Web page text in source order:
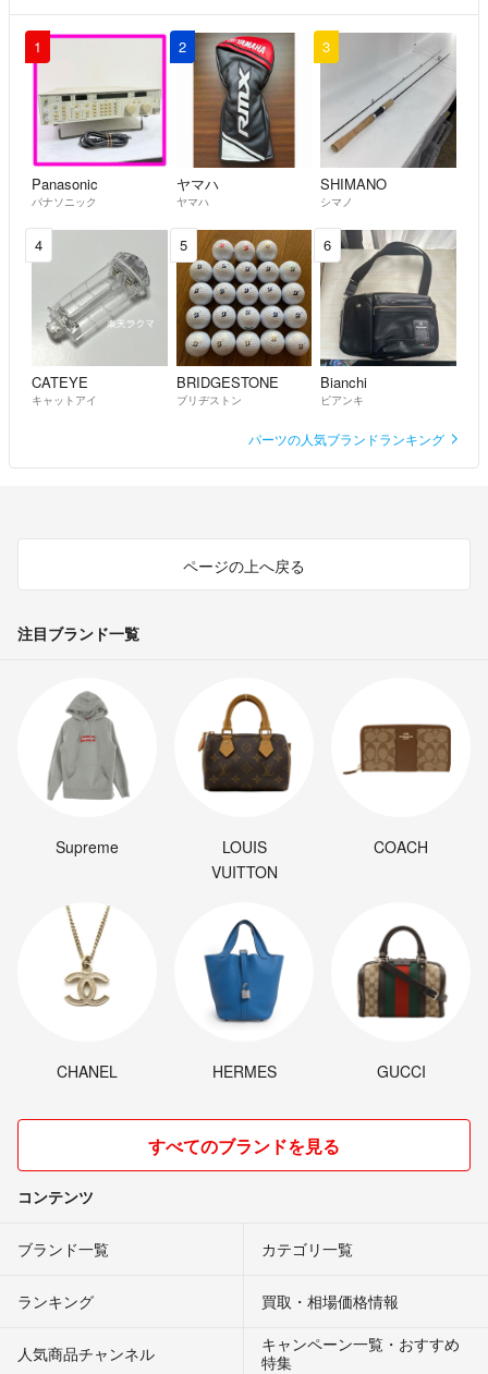
1
Panasonic
パナソニック
2
ヤマハ
ヤマハ
3
SHIMANO
シマノ
4
CATEYE
キャットアイ
5
BRIDGESTONE
ブリヂストン
6
Bianchi
ビアンキ
パーツの人気ブランドランキング
ページの上へ戻る
注目ブランド一覧
Supreme
LOUIS
VUITTON
COACH
CHANEL HERMES GUCCI
すべてのブランドを見る
コンテンツ
ブランド一覧 カテゴリ一覧
ランキング 買取・相場価格情報
人気商品チャンネル
キャンペーン一覧・おすすめ
特集